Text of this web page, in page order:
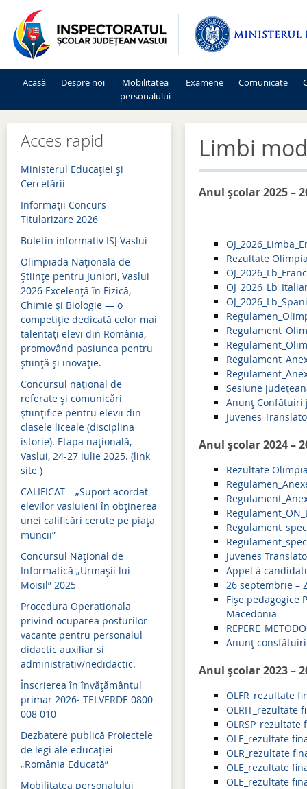
Acasă Despre noi
Mobilitatea
personalului
Mişcarea personalului 2025-2026
Mişcarea personalului 2021-2022
Mişcarea personalului 2020-2021
Mişcarea personalului 2019-2020
Mişcarea personalului 2018-2019
Mişcarea personalului 2017-2018
Mişcarea personalului 2016-2017
Mişcarea personalului 2015-2016
Examene
Bacalaureat 2026
Bacalaureat 2025
Evaluare națională 2025
Simulări examene
Admitere 2024
Bacalaureat 2024
Evaluare națională 2024
Simulări examene
Evaluare națională 2023
Simulări examene
Admitere 2022
Bacalaureat 2022
Simulări examene
Evaluare națională 2022
Admitere 2021
Evaluare naţională 2021
Admitere 2020
Bacalaureat 2020
Comunicate
Acces rapid
Ministerul Educației și
Cercetării
Informaţii Concurs
Titularizare 2026
Buletin informativ ISJ Vaslui
Olimpiada Națională de
Științe pentru Juniori, Vaslui
2026 Excelență în Fizică,
Chimie și Biologie — o
competiție dedicată celor mai
talentați elevi din România,
promovând pasiunea pentru
știință și inovație.
Concursul național de
referate și comunicări
științifice pentru elevii din
clasele liceale (disciplina
istorie). Etapa națională,
Vaslui, 24-27 iulie 2025. (link
site )
CALIFICAT – „Suport acordat
elevilor vasluieni în obținerea
unei calificări cerute pe piața
muncii”
Concursul Național de
Informatică „Urmașii lui
Moisil” 2025
Procedura Operationala
privind ocuparea posturilor
vacante pentru personalul
didactic auxiliar si
administrativ/nedidactic.
Înscrierea în învăţământul
primar 2026- TELVERDE 0800
008 010
Dezbatere publică Proiectele
de legi ale educației
„România Educată”
Mobilitatea personalului
Limbi
Anul școlar 2025 –
Rezultate
Sesiune
Anunț Confătuiri
Juvenes
Anul școlar 2024 –
Rezultate
Juvenes
Appel à
26 septembrie –
Fișe pedagogice
Macedonia
Anunț
Anul școlar 2023 –
OLFR_rezultate
OLRIT_rezultate
OLRSP_rezultate
OLE_rezultate
OLR_rezultate
OLE_rezultate
OLE_rezultate